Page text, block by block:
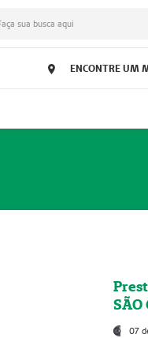
sua busca aqui
ENCONTRE UM
SÃO
07